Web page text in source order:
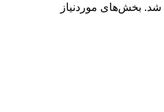
شد. بخش‌های موردنیاز